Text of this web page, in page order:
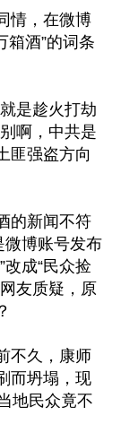
情，在微博
箱酒”的词条
是趁火打劫
啊，中共是
匪强盗方向
的新闻不符
微博账号发布
成“民众捡
友质疑，原
不久，康师
而坍塌，现
地民众竟不